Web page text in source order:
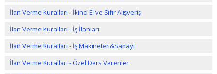
İlan Verme Kuralları - İkinci El ve Sıfır Alışveriş
İlan Verme Kuralları - İş İlanları
İlan Verme Kuralları - İş Makineleri&Sanayi
İlan Verme Kuralları - Özel Ders Verenler